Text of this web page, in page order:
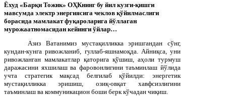
Ёхуд «Барқи Тожик» ОҲКнинг бу йил кузги-қишги
мавсумда электр энергиясига чеклов қўйилмаслиги
борасида мамлакат фуқароларига йўллаган
мурожаатномасидан кейинги ўйлар…
Азиз Ватанимиз мустақилликка эришгандан сўнг,
кундан-кунга ривожланиб, гуллаб-яшнамоқда. Айниқса, уни
ривожланган мамлакатлар қаторига қўшиш, аҳоли турмуш
даражасини яхшилаш ва фаровонлигини таъминлаш йўлида
учта стратегик мақсад белгилаб қўйилди: энергетик
мустақилликка эришиш, озиқ-овқат хавфсизлигини
таъминлаш ва коммуникацион боши берк кўчадан чиқиш.